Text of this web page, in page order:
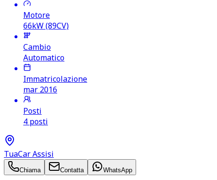
Motore
66kW (89CV)
Cambio
Automatico
Immatricolazione
mar 2016
Posti
4 posti
TuaCar Assisi
Chiama Contatta WhatsApp